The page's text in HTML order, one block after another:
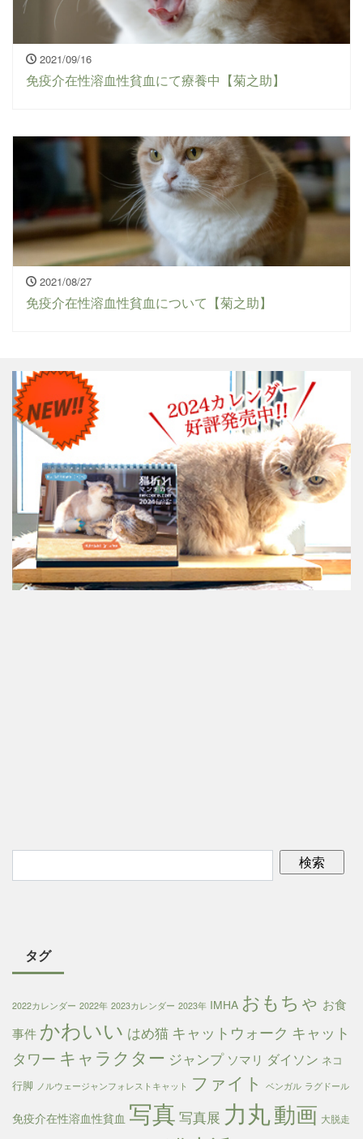
2021/09/16
免疫介在性溶血性貧血にて療養中【菊之助】
2021/08/27
免疫介在性溶血性貧血について【菊之助】
タグ
2022カレンダー 2022年 2023カレンダー 2023年 IMHA おもちゃ お食
事件 かわいい はめ猫 キャットウォーク キャット
タワー キャラクター ジャンプ ソマリ ダイソン ネコ
行脚 ノルウェージャンフォレストキャット ファイト ベンガル ラグドール
免疫介在性溶血性貧血 写真 写真展 力丸動画 大脱走